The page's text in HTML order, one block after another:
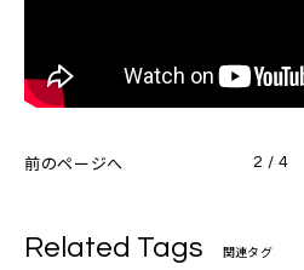
前のページへ 2 / 4
Related Tags 関連タグ